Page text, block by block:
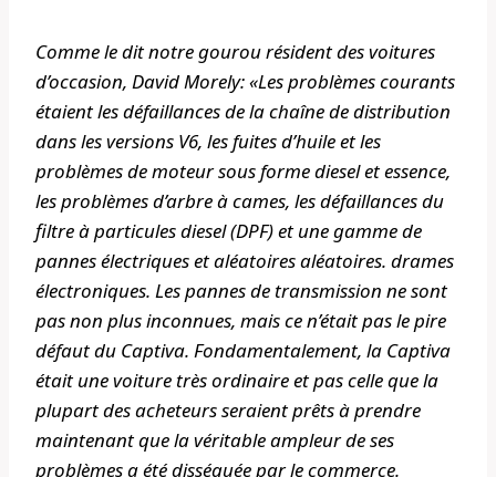
Comme le dit notre gourou résident des voitures
d’occasion, David Morely: «Les problèmes courants
étaient les défaillances de la chaîne de distribution
dans les versions V6, les fuites d’huile et les
problèmes de moteur sous forme diesel et essence,
les problèmes d’arbre à cames, les défaillances du
filtre à particules diesel (DPF) et une gamme de
pannes électriques et aléatoires aléatoires. drames
électroniques. Les pannes de transmission ne sont
pas non plus inconnues, mais ce n’était pas le pire
défaut du Captiva. Fondamentalement, la Captiva
était une voiture très ordinaire et pas celle que la
plupart des acheteurs seraient prêts à prendre
maintenant que la véritable ampleur de ses
problèmes a été disséquée par le commerce.